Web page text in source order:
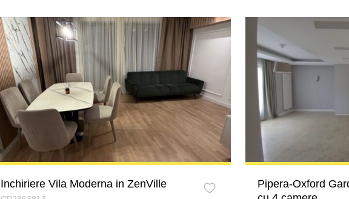
Inchiriere Vila Moderna in ZenVille
Pipera-Oxford